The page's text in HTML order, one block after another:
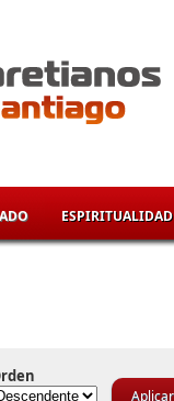
ESPIRITUALIDAD